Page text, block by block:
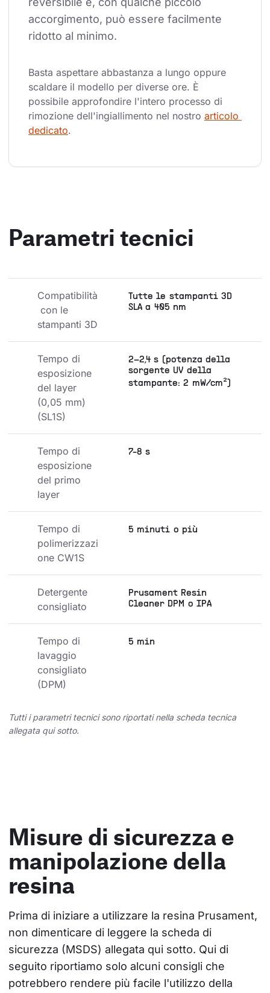
accorgimento, può essere facilmente
ridotto al minimo.
Basta aspettare abbastanza a lungo oppure
scaldare il modello per diverse ore. È
possibile approfondire l'intero processo di
rimozione dell'ingiallimento nel nostro articolo
dedicato.
Parametri tecnici
Compatibilità
con le
stampanti 3D
Tutte le stampanti 3D
SLA a 405 nm
Tempo di
esposizione
del layer
(0,05 mm)
(SL1S)
2–2,4 s (potenza della
sorgente UV della
stampante: 2 mW/cm²)
Tempo di
esposizione
del primo
layer
7-8 s
Tempo di
polimerizzazi
one CW1S
5 minuti o più
Detergente
consigliato
Prusament Resin
Cleaner DPM o IPA
Tempo di
lavaggio
consigliato
(DPM)
5 min
Tutti i parametri tecnici sono riportati nella scheda tecnica
allegata qui sotto.
Misure di sicurezza e
manipolazione della
resina
Prima di iniziare a utilizzare la resina Prusament,
non dimenticare di leggere la scheda di
sicurezza (MSDS) allegata qui sotto. Qui di
seguito riportiamo solo alcuni consigli che
potrebbero rendere più facile l'utilizzo della